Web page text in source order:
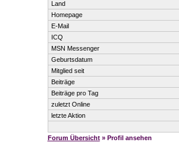
Land
Homepage
E-Mail
ICQ
MSN Messenger
Geburtsdatum
Mitglied seit
Beiträge
Beiträge pro Tag
zuletzt Online
letzte Aktion
Forum Übersicht» Profil ansehen